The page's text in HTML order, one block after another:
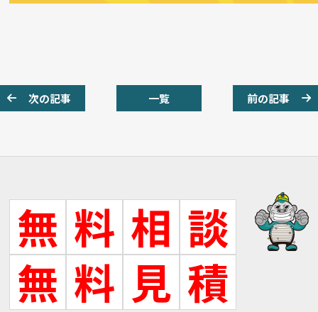
次の記事 一覧 前の記事
無 料 相 談
無 料 見 積